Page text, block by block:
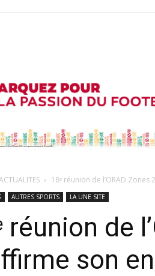
18ᵉ réunion de l’ORAD
AUTRES SPORTS LA UNE SITE
réunion de
son